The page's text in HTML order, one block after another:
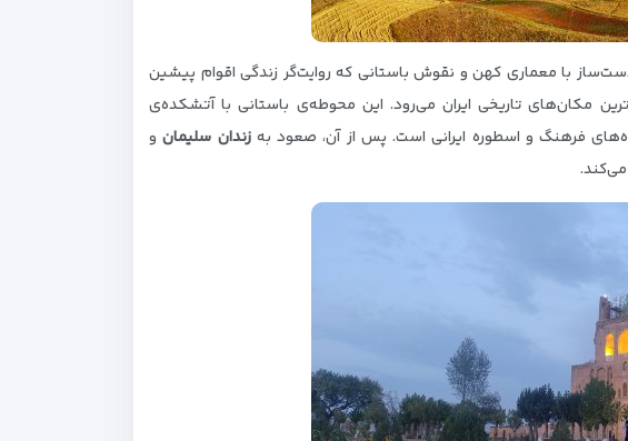
با معماری کهن و نقوش باستانی که روایت‌گر زندگی اقوام پیشین
مکان‌های تاریخی ایران می‌رود. این محوطه‌ی باستانی با آتشکده‌ی
فرهنگ و اسطوره ایرانی است. پس از آن، صعود بهزندان سلیمانو